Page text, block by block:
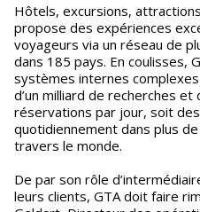
Hôtels, excursions,
propose des expériences
voyageurs via un réseau de
dans 185 pays. En coulisses,
systèmes internes
d’un milliard de recherches
réservations par jour, soit
quotidiennement dans plus
travers le monde.
De par son rôle
leurs clients, GTA doit faire